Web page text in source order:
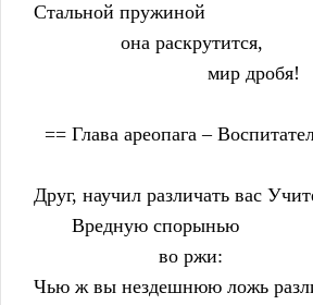
    Стальной пружиной
                    она раскрутится,
                                    мир дробя!
== Глава ареопага –
Друг, научил различать вас
           Вредную спорынью
                           во ржи:
Чью ж вы нездешнюю ложь